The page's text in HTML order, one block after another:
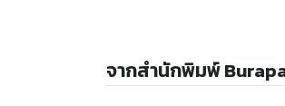
จากสำนักพิมพ์